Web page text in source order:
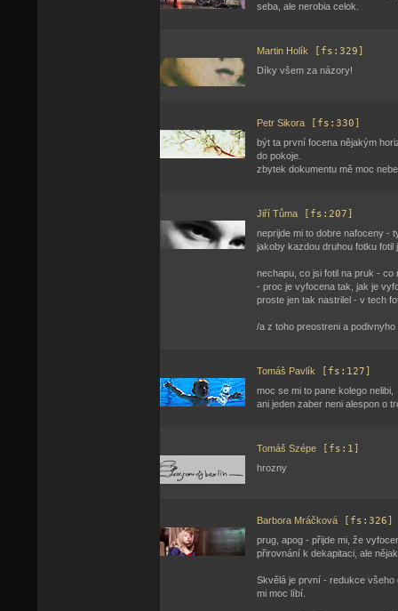
seba, ale nerobia celok.
Martin Holík [fs:329]
Díky všem za názory!
Petr Sikora [fs:330]
být ta první focena nějakým
do pokoje.
zbytek dokumentu mě moc
Jiří Tůma [fs:207]
neprijde mi to dobre nafoceny -
jakoby kazdou druhou fotku fotil
nechapu, co jsi fotil na pruk -
- proc je vyfocena tak, jak je
proste jen tak nastrilel - v tech
/a z toho preostreni a
Tomáš Pavlík [fs:127]
moc se mi to pane kolego nelibi,
ani jeden zaber neni alespon o
Tomáš Szépe [fs:1]
hrozny
Barbora Mráčková [fs:326]
prug, apog - přijde mi, že
přirovnání k dekapitaci, ale
Skvělá je první - redukce všeho
mi moc líbí.